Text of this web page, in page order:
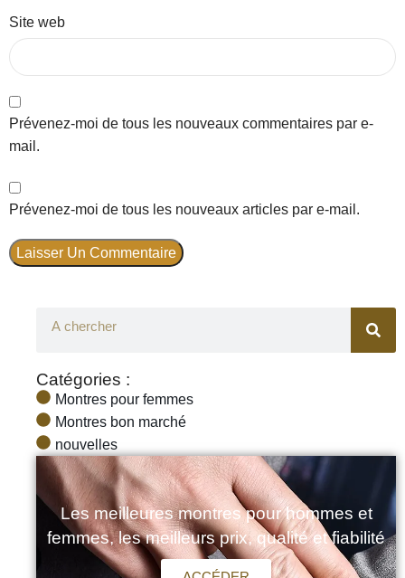
Site web
Prévenez-moi de tous les nouveaux commentaires par e-
mail.
Prévenez-moi de tous les nouveaux articles par e-mail.
Catégories :
Montres pour femmes
Montres bon marché
nouvelles
Les meilleures montres pour hommes et
femmes, les meilleurs prix, qualité et fiabilité